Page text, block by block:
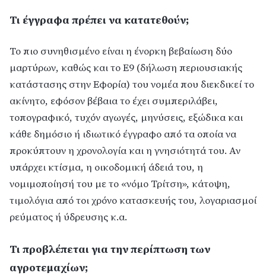
Τι έγγραφα πρέπει να κατατεθούν;
Το πιο συνηθισμένο είναι η ένορκη βεβαίωση δύο
μαρτύρων, καθώς και το Ε9 (δήλωση περιουσιακής
κατάστασης στην Εφορία) του νομέα που διεκδικεί το
ακίνητο, εφόσον βέβαια το έχει συμπεριλάβει,
τοπογραφικό, τυχόν αγωγές, μηνύσεις, εξώδικα και
κάθε δημόσιο ή ιδιωτικό έγγραφο από τα οποία να
προκύπτουν η χρονολογία και η γνησιότητά του. Αν
υπάρχει κτίσμα, η οικοδομική άδειά του, η
νομιμοποίησή του με το «νόμο Τρίτση», κάτοψη,
τιμολόγια από τοι χρόνο κατασκευής του, λογαριασμοί
ρεύματος ή ύδρευσης κ.α.
Τι προβλέπεται για την περίπτωση των
αγροτεμαχίων;